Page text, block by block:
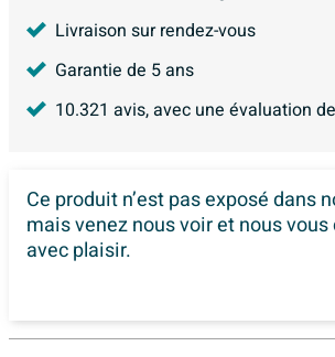
Livraison sur rendez-vous
Garantie de 5 ans
10.321 avis, avec une évaluation de
Ce produit n’est pas exposé dans
mais venez nous voir et nous
avec plaisir.